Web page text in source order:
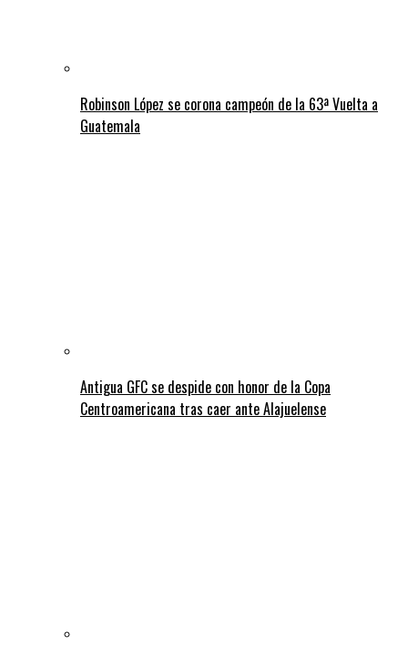
Robinson López se corona campeón de la 63ª Vuelta a
Guatemala
Antigua GFC se despide con honor de la Copa
Centroamericana tras caer ante Alajuelense